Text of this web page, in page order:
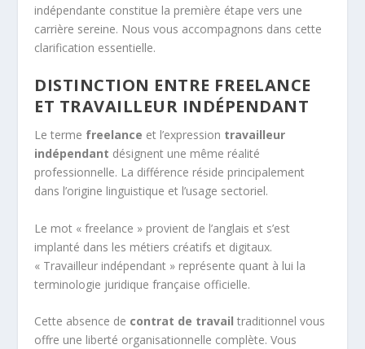
indépendante constitue la première étape vers une
carrière sereine. Nous vous accompagnons dans cette
clarification essentielle.
DISTINCTION ENTRE FREELANCE
ET TRAVAILLEUR INDÉPENDANT
Le terme freelance et l’expression travailleur
indépendant désignent une même réalité
professionnelle. La différence réside principalement
dans l’origine linguistique et l’usage sectoriel.
Le mot « freelance » provient de l’anglais et s’est
implanté dans les métiers créatifs et digitaux.
« Travailleur indépendant » représente quant à lui la
terminologie juridique française officielle.
Cette absence de contrat de travail traditionnel vous
offre une liberté organisationnelle complète. Vous